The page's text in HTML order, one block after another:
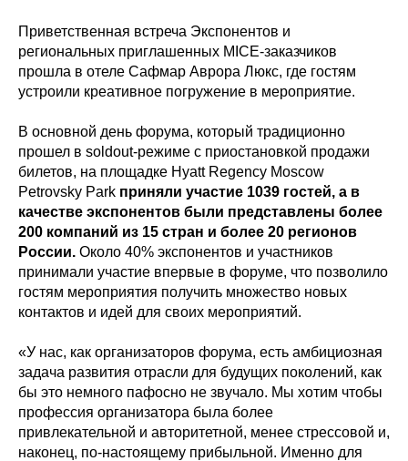
Приветственная встреча Экспонентов и
региональных приглашенных MICE-заказчиков
прошла в отеле Сафмар Аврора Люкс, где гостям
устроили креативное погружение в мероприятие.
В основной день форума, который традиционно
прошел в soldout-режиме с приостановкой продажи
билетов, на площадке Hyatt Regency Moscow
Petrovsky Park приняли участие 1039 гостей, а в
качестве экспонентов были представлены более
200 компаний из 15 стран и более 20 регионов
России. Около 40% экспонентов и участников
принимали участие впервые в форуме, что позволило
гостям мероприятия получить множество новых
контактов и идей для своих мероприятий.
«У нас, как организаторов форума, есть амбициозная
задача развития отрасли для будущих поколений, как
бы это немного пафосно не звучало. Мы хотим чтобы
профессия организатора была более
привлекательной и авторитетной, менее стрессовой и,
наконец, по-настоящему прибыльной. Именно для